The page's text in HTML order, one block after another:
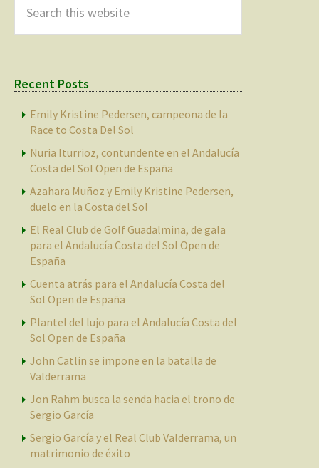
this
website
Recent Posts
Emily Kristine Pedersen, campeona de la
Race to Costa Del Sol
Nuria Iturrioz, contundente en el Andalucía
Costa del Sol Open de España
Azahara Muñoz y Emily Kristine Pedersen,
duelo en la Costa del Sol
El Real Club de Golf Guadalmina, de gala
para el Andalucía Costa del Sol Open de
España
Cuenta atrás para el Andalucía Costa del
Sol Open de España
Plantel del lujo para el Andalucía Costa del
Sol Open de España
John Catlin se impone en la batalla de
Valderrama
Jon Rahm busca la senda hacia el trono de
Sergio García
Sergio García y el Real Club Valderrama, un
matrimonio de éxito